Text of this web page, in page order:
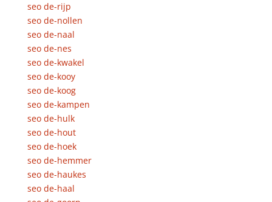
seo de-rijp
seo de-nollen
seo de-naal
seo de-nes
seo de-kwakel
seo de-kooy
seo de-koog
seo de-kampen
seo de-hulk
seo de-hout
seo de-hoek
seo de-hemmer
seo de-haukes
seo de-haal